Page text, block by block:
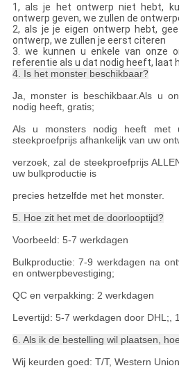
1, als je het ontwerp niet hebt,
ontwerp geven, we zullen de
2, als je je eigen ontwerp hebt,
ontwerp, we zullen je eerst citeren
3. we kunnen u enkele van onze
referentie als u dat nodig heeft, laat
4. Is het monster beschikbaar?
Ja, monster is beschikbaar.Als u
nodig heeft, gratis;
Als u monsters nodig heeft met
steekproefprijs afhankelijk van uw
verzoek, zal de steekproefprijs
uw bulkproductie is
precies hetzelfde met het monster.
5. Hoe zit het met de doorlooptijd?
Voorbeeld: 5-7 werkdagen
Bulkproductie: 7-9 werkdagen na
en ontwerpbevestiging;
QC en verpakking: 2 werkdagen
Levertijd: 5-7 werkdagen door DHL;,
6. Als ik de bestelling wil plaatsen,
Wij keurden goed: T/T, Western Union,,